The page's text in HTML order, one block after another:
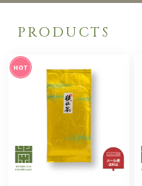
PRODUCTS